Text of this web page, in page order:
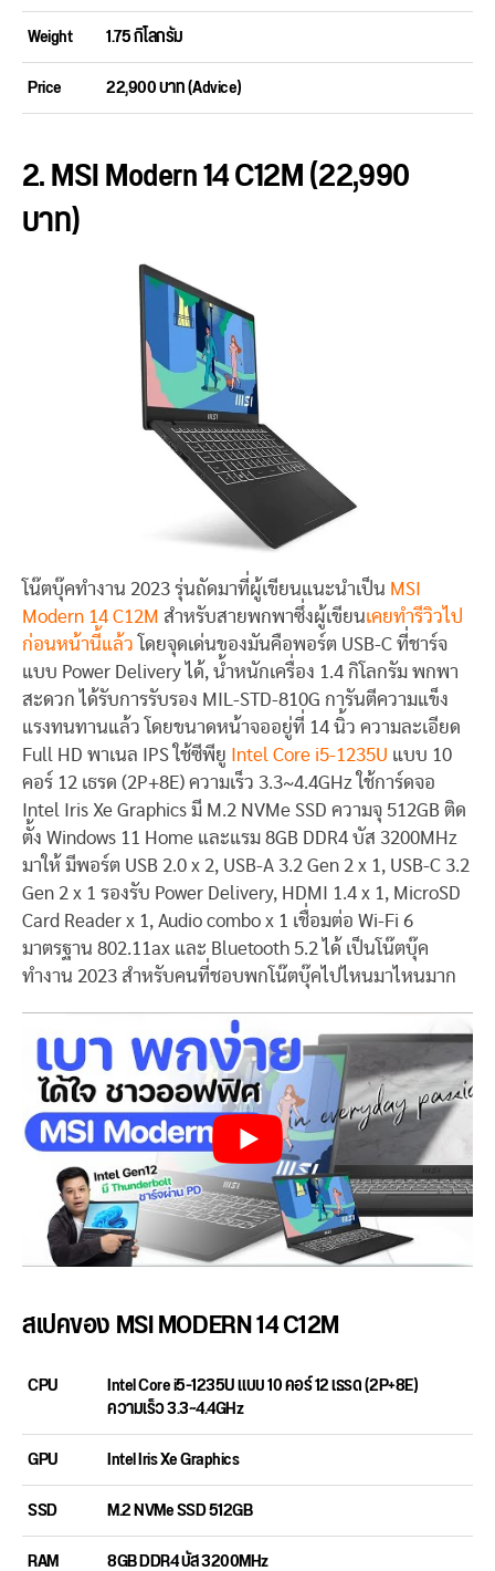
Weight
1.75 กิโลกรัม
Price
22,900 บาท (Advice)
2. MSI Modern 14 C12M (22,990
บาท)
โน๊ตบุ๊คทำงาน 2023 รุ่นถัดมาที่ผู้เขียนแนะนำเป็น MSI
Modern 14 C12M สำหรับสายพกพาซึ่งผู้เขียนเคยทำรีวิวไป
ก่อนหน้านี้แล้ว โดยจุดเด่นของมันคือพอร์ต USB-C ที่ชาร์จ
แบบ Power Delivery ได้, น้ำหนักเครื่อง 1.4 กิโลกรัม พกพา
สะดวก ได้รับการรับรอง MIL-STD-810G การันตีความแข็ง
แรงทนทานแล้ว โดยขนาดหน้าจออยู่ที่ 14 นิ้ว ความละเอียด
Full HD พาเนล IPS ใช้ซีพียู
Intel Core i5-1235U แบบ 10
คอร์ 12 เธรด (2P+8E) ความเร็ว 3.3~4.4GHz ใช้การ์ดจอ
Intel Iris Xe Graphics มี M.2 NVMe SSD ความจุ 512GB ติด
ตั้ง Windows 11 Home และแรม 8GB DDR4 บัส 3200MHz
มาให้ มีพอร์ต USB 2.0 x 2, USB-A 3.2 Gen 2 x 1, USB-C 3.2
Gen 2 x 1 รองรับ Power Delivery, HDMI 1.4 x 1, MicroSD
Card Reader x 1, Audio combo x 1 เชื่อมต่อ Wi-Fi 6
มาตรฐาน 802.11ax และ Bluetooth 5.2 ได้ เป็นโน๊ตบุ๊ค
ทำงาน 2023 สำหรับคนที่ชอบพกโน๊ตบุ๊คไปไหนมาไหนมาก
สเปคของ MSI MODERN 14 C12M
CPU Intel Core i5-1235U แบบ 10 คอร์ 12 เธรด (2P+8E)
ความเร็ว 3.3~4.4GHz
GPU
Intel Iris Xe Graphics
SSD
M.2 NVMe SSD 512GB
RAM
8GB DDR4 บัส 3200MHz